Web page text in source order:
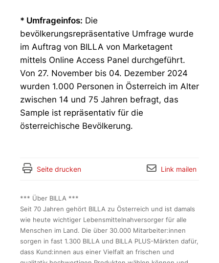
* Umfrageinfos: Die
bevölkerungsrepräsentative Umfrage wurde
im Auftrag von BILLA von Marketagent
mittels Online Access Panel durchgeführt.
Von 27. November bis 04. Dezember 2024
wurden 1.000 Personen in Österreich im Alter
zwischen 14 und 75 Jahren befragt, das
Sample ist repräsentativ für die
österreichische Bevölkerung.
Seite drucken Link mailen
*** Über BILLA ***
Seit 70 Jahren gehört BILLA zu Österreich und ist damals
wie heute wichtiger Lebensmittelnahversorger für alle
Menschen im Land. Die über 30.000 Mitarbeiter:innen
sorgen in fast 1.300 BILLA und BILLA PLUS-Märkten dafür,
dass Kund:innen aus einer Vielfalt an frischen und